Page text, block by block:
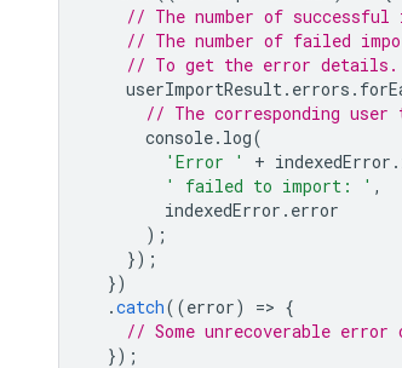
// The number of successful
// The number of failed
// To get the error details.
userImportResult. errors .
// The corresponding
console. log(
'Error '
+ indexedError .
' failed to import: ' ,
indexedError . error
);
});
})
.catch((error) => {
// Some unrecoverable
});